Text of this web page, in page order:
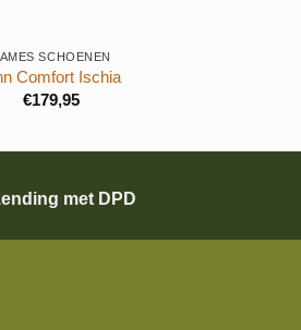
SCHOENEN
Comfort Ischia
€179,95
met DPD